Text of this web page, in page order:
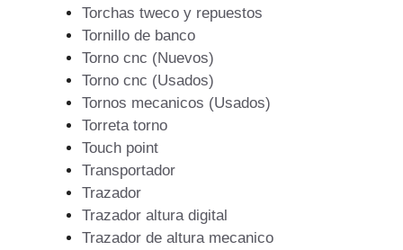
Torchas tweco y repuestos
Tornillo de banco
Torno cnc (Nuevos)
Torno cnc (Usados)
Tornos mecanicos (Usados)
Torreta torno
Touch point
Transportador
Trazador
Trazador altura digital
Trazador de altura mecanico